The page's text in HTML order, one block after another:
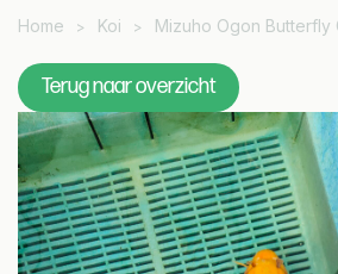
Home > Koi > Mizuho Ogon Butterfly
Terug naar overzicht